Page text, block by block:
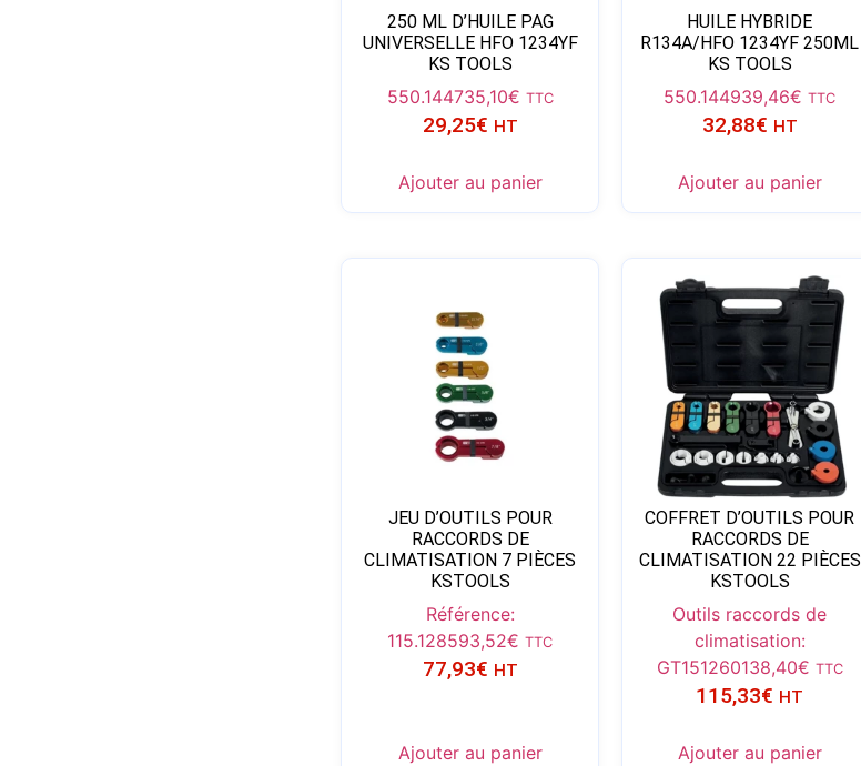
250 ML D’HUILE PAG
UNIVERSELLE HFO 1234YF
KS TOOLS
550.144735,10€ TTC
29,25€ HT
Ajouter au panier
HUILE HYBRIDE
R134A/HFO 1234YF 250ML
KS TOOLS
550.144939,46€ TTC
32,88€ HT
Ajouter au panier
JEU D’OUTILS POUR
RACCORDS DE
CLIMATISATION 7 PIÈCES
KSTOOLS
Référence:
115.128593,52€ TTC
77,93€ HT
Ajouter au panier
COFFRET D’OUTILS POUR
RACCORDS DE
CLIMATISATION 22 PIÈCES
KSTOOLS
Outils raccords de
climatisation:
GT151260138,40€ TTC
115,33€ HT
Ajouter au panier